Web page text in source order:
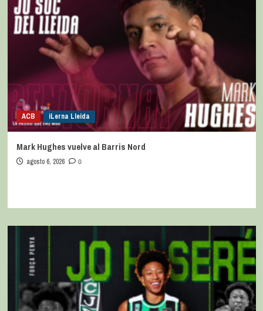
ACB iLerna Lleida
Mark Hughes vuelve al Barris Nord
agosto 6, 2026 0